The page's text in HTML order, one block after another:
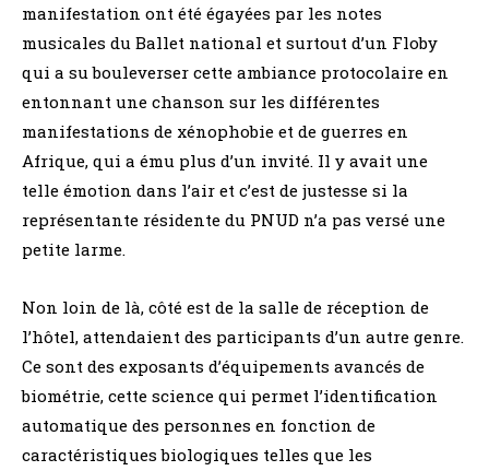
manifestation ont été égayées par les notes
musicales du Ballet national et surtout d’un Floby
qui a su bouleverser cette ambiance protocolaire en
entonnant une chanson sur les différentes
manifestations de xénophobie et de guerres en
Afrique, qui a ému plus d’un invité. Il y avait une
telle émotion dans l’air et c’est de justesse si la
représentante résidente du PNUD n’a pas versé une
petite larme.
Non loin de là, côté est de la salle de réception de
l’hôtel, attendaient des participants d’un autre genre.
Ce sont des exposants d’équipements avancés de
biométrie, cette science qui permet l’identification
automatique des personnes en fonction de
caractéristiques biologiques telles que les